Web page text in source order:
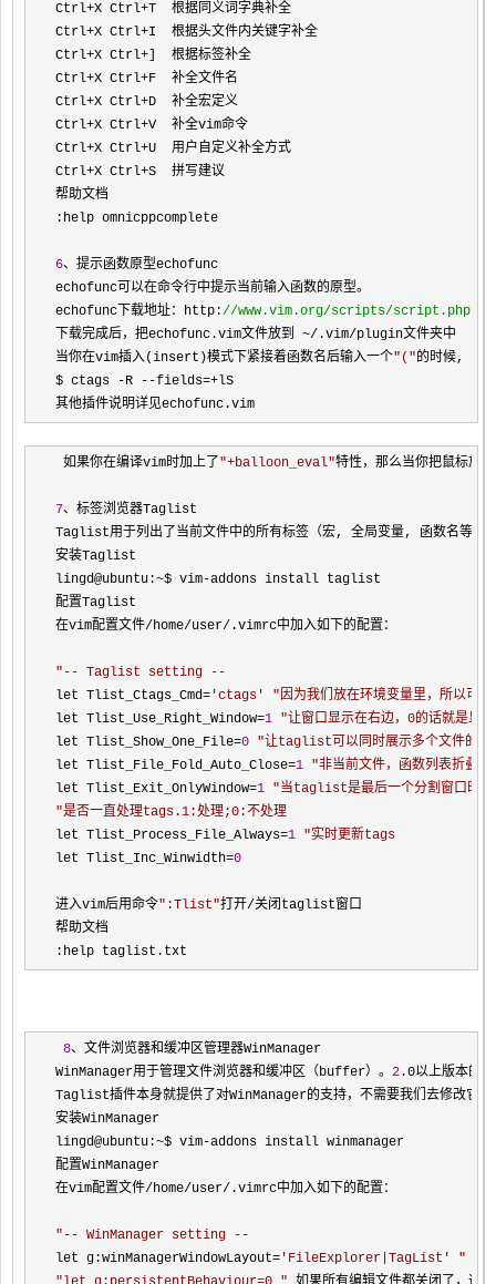
Ctrl+X Ctrl+T  根据同义词字典补全
Ctrl+X Ctrl+I  根据头文件内关键字补全
Ctrl+X Ctrl+ ]  根据标签补全
Ctrl+X Ctrl+F  补全文件名
Ctrl+X Ctrl+D  补全宏定义
Ctrl+X Ctrl+V  补全vim命令
Ctrl+X Ctrl+U  用户自定义补全方式
Ctrl+X Ctrl+S  拼写建议
帮助文档
:help omnicppcomplete
6、提示函数原型echofunc
echofunc可以在命令行中提示当前输入函数的原型。
echofunc下载地址：http://www.vim.org/scripts/
下载完成后，把echofunc.vim文件放到 ~/.vim/plugin文件夹中
当你在vim插入(insert)模式下紧接着函数名后输入一个" ( "的时候, 这
$ ctags
-R --fields=+lS
其他插件说明详见echofunc.vim
如果你在编译vim时加上了 "+balloon_eval"特性，那么当你把鼠标放
7、标签浏览器Taglist
Taglist用于列出了当前文件中的所有标签（宏, 全局变量, 函数名等）
安装Taglist
lingd@ubuntu:~$ vim-addons install taglist
配置Taglist
在vim配置文件/home/user/ .vimrc中加入如下的配置：
" -- Taglist setting --
let Tlist_Ctags_Cmd= 'ctags ' "因为我们放在环境变量里，所以可
let Tlist_Use_Right_Window=1 "让窗口显示在右边，0的话就是显
let Tlist_Show_One_File=0 "让taglist可以同时展示多个文件的函
let Tlist_File_Fold_Auto_Close=1 "非当前文件，函数列表折叠隐
let Tlist_Exit_OnlyWindow=1 "当taglist是最后一个分割窗口时，
"是否一直处理tags.1:处理;0:不处理
let Tlist_Process_File_Always=1 "实时更新tags
let Tlist_Inc_Winwidth=0
进入vim后用命令" :Tlist"打开/关闭taglist窗口
帮助文档
:help taglist.txt
8、文件浏览器和缓冲区管理器WinManager
WinManager用于管理文件浏览器和缓冲区（buffer）。 2 .0以上版本的
Taglist插件本身就提供了对WinManager的支持，不需要我们去修改它
安装WinManager
lingd@ubuntu:~$ vim-addons install winmanager
配置WinManager
在vim配置文件/home/user/ .vimrc中加入如下的配置：
" -- WinManager setting --
let g:winManagerWindowLayout= ' FileExplorer|TagList ' "